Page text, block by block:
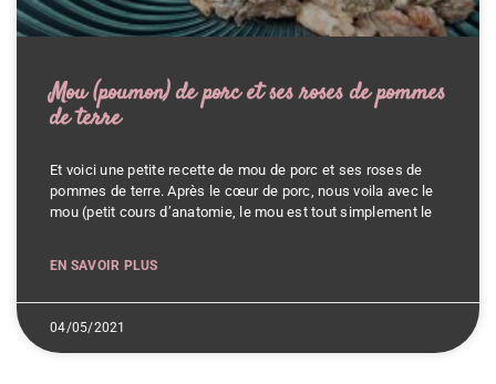
Mou (poumon) de porc et ses roses de pommes
de terre
Et voici une petite recette de mou de porc et ses roses de
pommes de terre. Après le cœur de porc, nous voila avec le
mou (petit cours d’anatomie, le mou est tout simplement le
EN SAVOIR PLUS
04/05/2021